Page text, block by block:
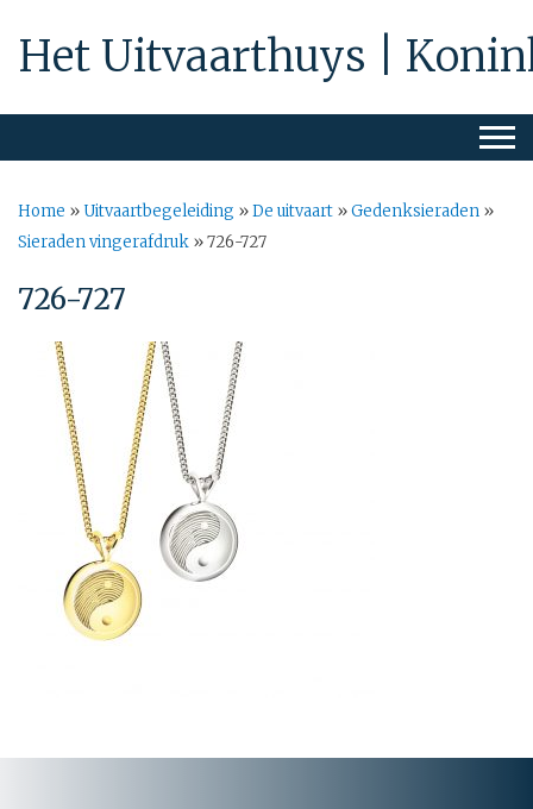
Het Uitvaarthuys |
Home »Uitvaartbegeleiding »De uitvaart »Gedenksieraden »
Sieraden vingerafdruk »726-727
726-727